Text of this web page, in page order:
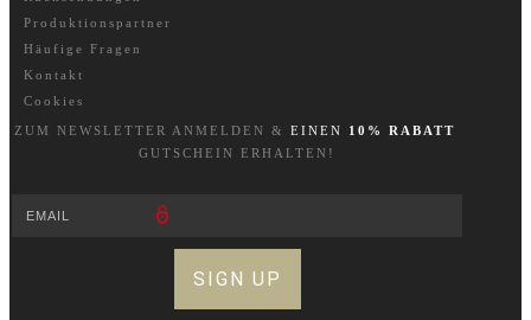
Produktionspartner
Häufige Fragen
Kontakt
Cookies
ZUM NEWSLETTER A NM ELDEN & EINEN
10% RABATT
GUTSCHEIN ERHALTEN!
SIGN UP